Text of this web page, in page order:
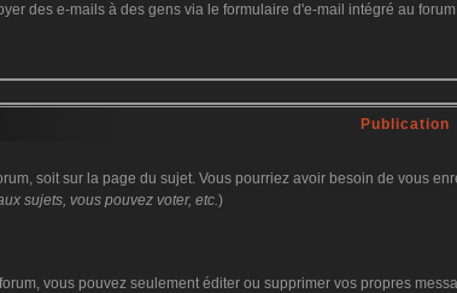
des e-mails à des gens via le formulaire d'e-mail intégré au
Publication
soit sur la page du sujet. Vous pourriez avoir besoin de vous
sujets, vous pouvez voter, etc.)
vous pouvez seulement éditer ou supprimer vos propres